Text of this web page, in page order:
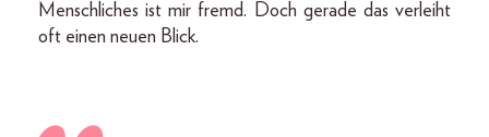
Menschliches ist mir fremd. Doch gerade das verleiht
oft einen neuen Blick.